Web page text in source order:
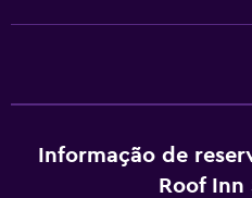
Sabonete líquido
Informação de
Roof Inn